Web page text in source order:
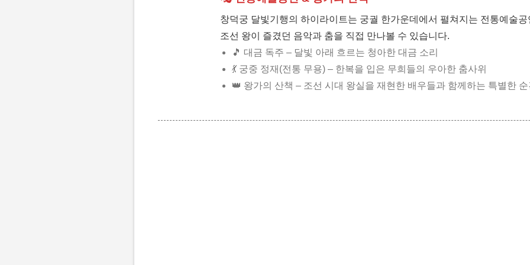
창덕궁 달빛기행의 하이라이트는 궁궐 한가운데에서 펼쳐지는 전통예술공
조선 왕이 즐겼던 음악과 춤을 직접 만나볼 수 있습니다.
🎵 대금 독주 – 달빛 아래 흐르는 청아한 대금 소리
💃 궁중 정재(전통 무용) – 한복을 입은 무희들의 우아한 춤사위
👑 왕가의 산책 – 조선 시대 왕실을 재현한 배우들과 함께하는 특별한 순